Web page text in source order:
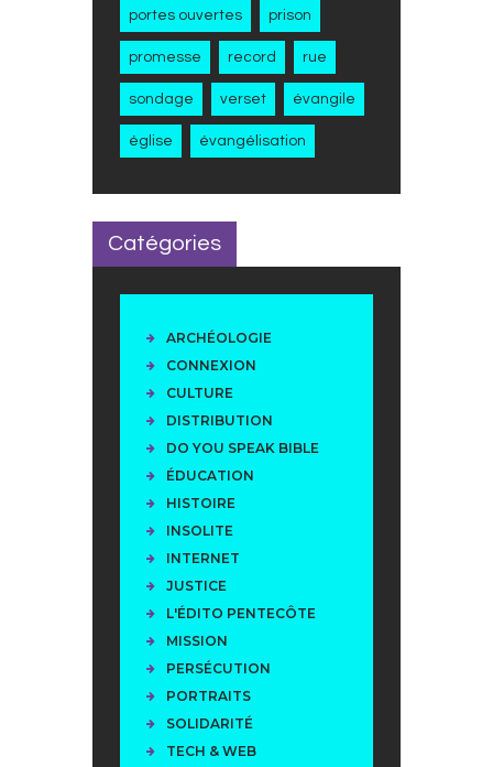
portes ouvertes prison
promesse record rue
sondage verset évangile
église évangélisation
Catégories
ARCHÉOLOGIE
CONNEXION
CULTURE
DISTRIBUTION
DO YOU SPEAK BIBLE
ÉDUCATION
HISTOIRE
INSOLITE
INTERNET
JUSTICE
L'ÉDITO PENTECÔTE
MISSION
PERSÉCUTION
PORTRAITS
SOLIDARITÉ
TECH & WEB